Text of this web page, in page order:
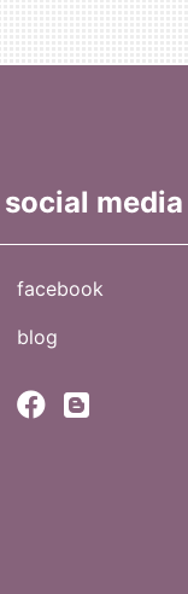
social media
facebook
blog